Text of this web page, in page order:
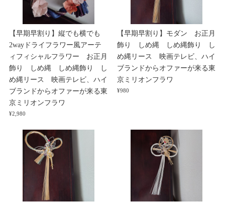
【早期早割り】縦でも横でも
2wayドライフラワー風アーテ
ィフィシャルフラワー お正月
飾り しめ縄 しめ縄飾り し
め縄リース 映画テレビ、ハイ
ブランドからオファーが来る東
京ミリオンフラワ
¥2,980
【早期早割り】モダン お正月
飾り しめ縄 しめ縄飾り し
め縄リース 映画テレビ、ハイ
ブランドからオファーが来る東
京ミリオンフラワ
¥980